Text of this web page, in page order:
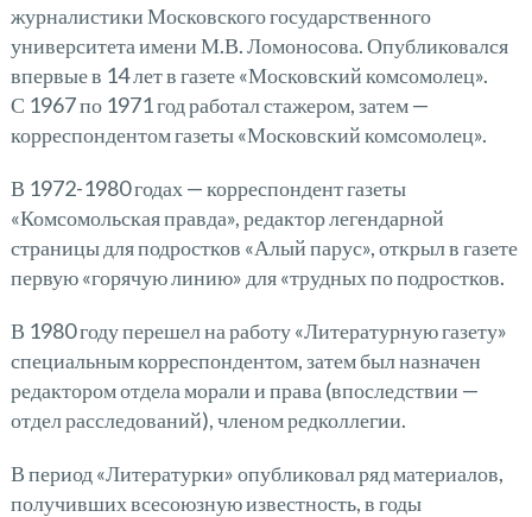
журналистики Московского государственного
университета имени М.В. Ломоносова. Опубликовался
впервые в 14 лет в газете «Московский комсомолец».
С 1967 по 1971 год работал стажером, затем —
корреспондентом газеты «Московский комсомолец».
В 1972-1980 годах — корреспондент газеты
«Комсомольская правда», редактор легендарной
страницы для подростков «Алый парус», открыл в газете
первую «горячую линию» для «трудных по подростков.
В 1980 году перешел на работу «Литературную газету»
специальным корреспондентом, затем был назначен
редактором отдела морали и права (впоследствии —
отдел расследований), членом редколлегии.
В период «Литературки» опубликовал ряд материалов,
получивших всесоюзную известность, в годы